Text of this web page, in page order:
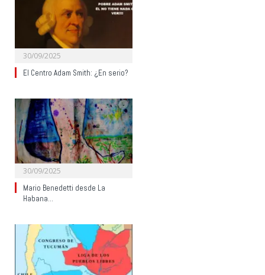
30/09/2025
El Centro Adam Smith: ¿En serio?
30/09/2025
Mario Benedetti desde La
Habana…